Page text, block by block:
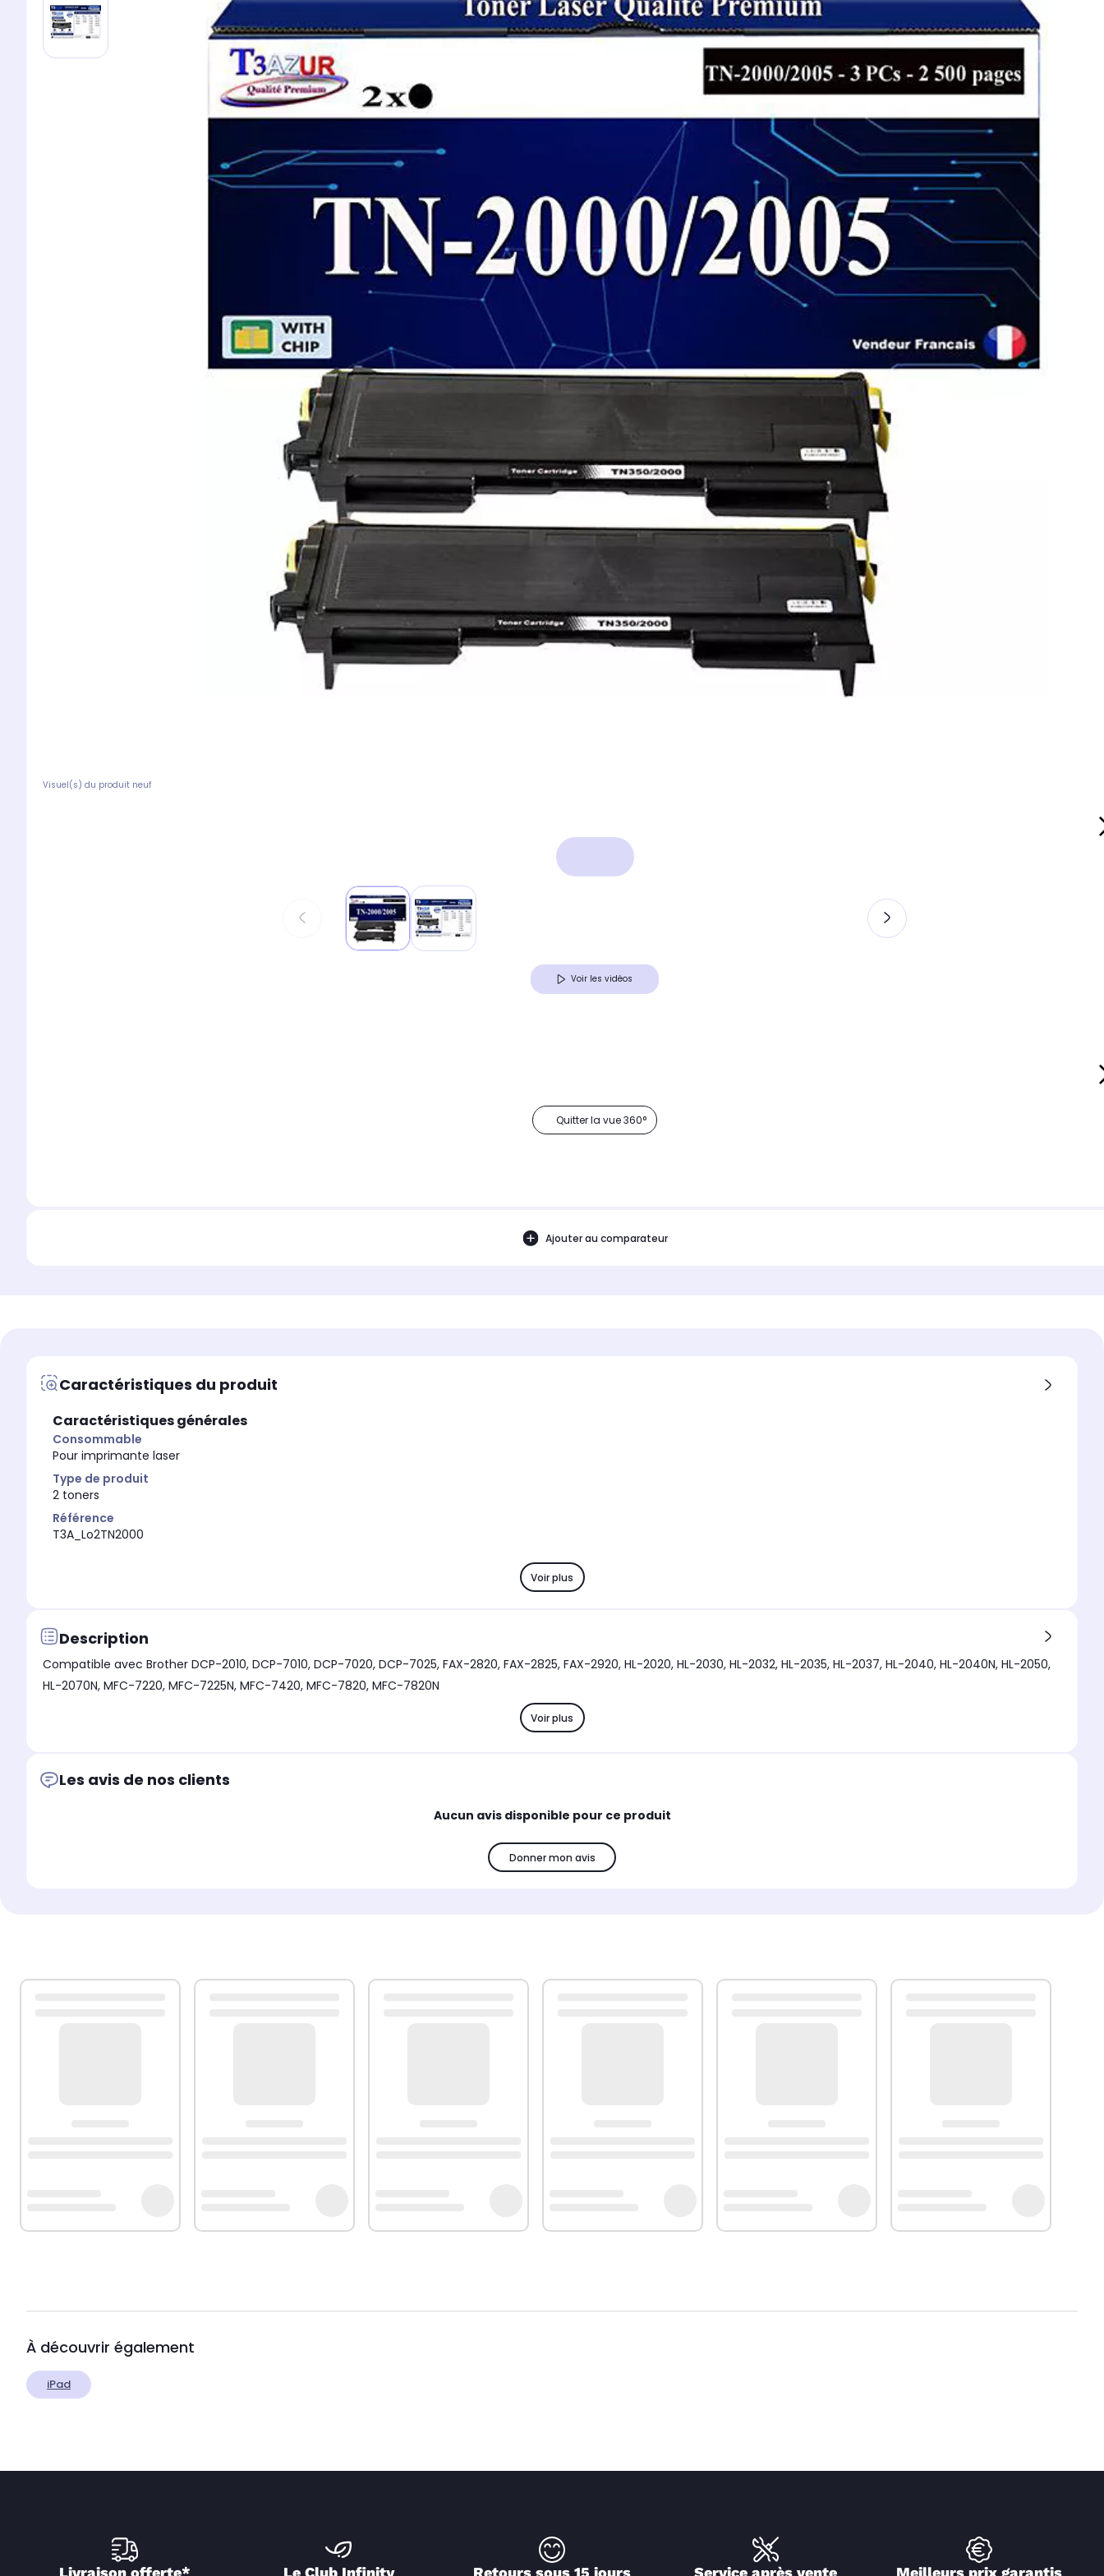
Visuel(s) du produit neuf
Voir les vidéos
Quitter la vue 360°
Ajouter au comparateur
Caractéristiques du produit
Caractéristiques générales
Consommable
Pour imprimante laser
Type de produit
2 toners
Référence
T3A_Lo2TN2000
Voir plus
Description
Compatible avec Brother DCP-2010, DCP-7010, DCP-7020, DCP-7025, FAX-2820, FAX-2825, FAX-2920, HL-2020, HL-2030, HL-2032, HL-2035, HL-2037, HL-2040, HL-2040N, HL-2050,
HL-2070N, MFC-7220, MFC-7225N, MFC-7420, MFC-7820, MFC-7820N
Voir plus
Les avis de nos clients
Aucun avis disponible pour ce produit
Donner mon avis
À découvrir également
iPad